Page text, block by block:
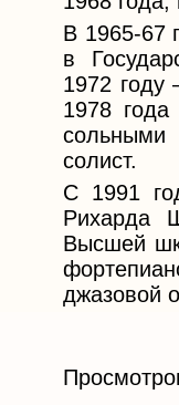
В 1965-67
в
1972 году
1978
сольными
солист.
С 1991
Рихарда
Высшей
джазовой